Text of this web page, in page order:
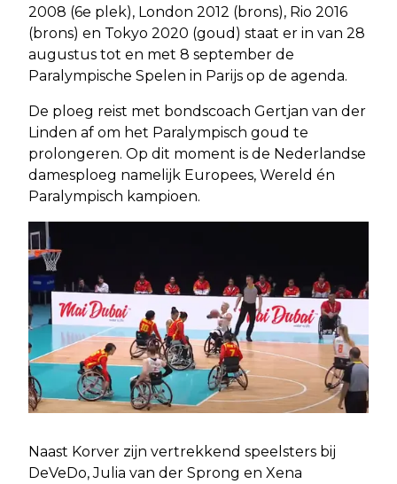
2008 (6e plek), London 2012 (brons), Rio 2016
(brons) en Tokyo 2020 (goud) staat er in van 28
augustus tot en met 8 september de
Paralympische Spelen in Parijs op de agenda.
De ploeg reist met bondscoach Gertjan van der
Linden af om het Paralympisch goud te
prolongeren. Op dit moment is de Nederlandse
damesploeg namelijk Europees, Wereld én
Paralympisch kampioen.
Naast Korver zijn vertrekkend speelsters bij
DeVeDo, Julia van der Sprong en Xena